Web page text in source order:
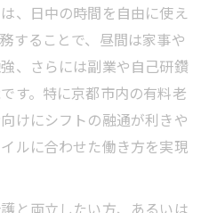
き方で感じるやりがいと
き方で語られる現場のエ
き方のきつさと安心ポイ
、日中の時間を自由に使え
することで、昼間は家事や
、さらには副業や自己研鑽
す。特に京都市内の有料老
けにシフトの融通が利きや
ルに合わせた働き方を実現
と両立したい方、あるいは